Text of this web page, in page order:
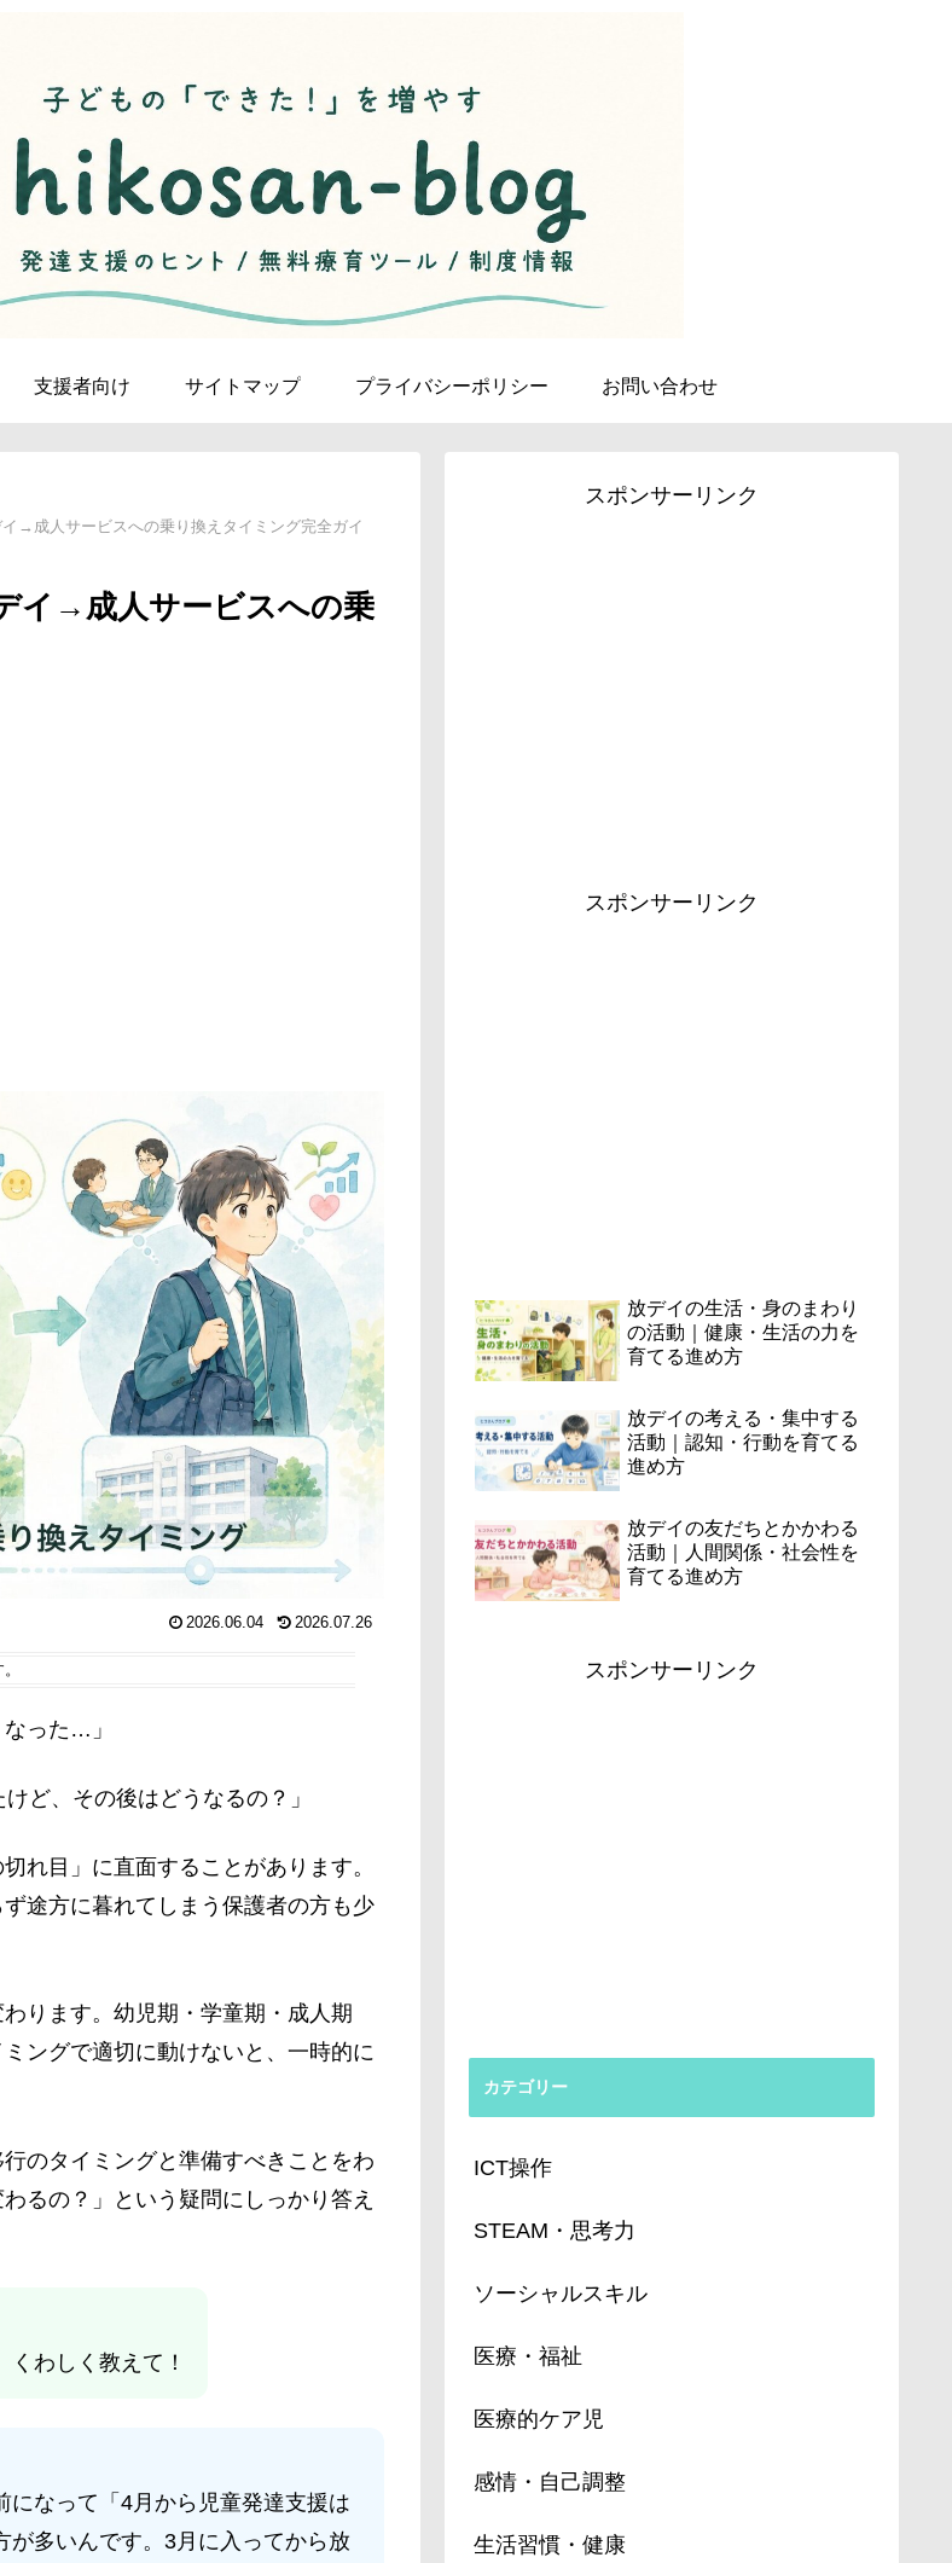
支援者向け サイトマップ プライバシーポリシー お問い合わせ
→成人サービスへの乗り換えタイミング完全ガイ
イ→成人サービスへの乗
2026.06.04 2026.07.26
った…」
ど、その後はどうなるの？」
れ目」に直面することがあります。
途方に暮れてしまう保護者の方も少
ります。幼児期・学童期・成人期
ングで適切に動けないと、一時的に
のタイミングと準備すべきことをわ
るの？」という疑問にしっかり答え
わしく教えて！
なって「4月から児童発達支援は
多いんです。3月に入ってから放
スポンサーリンク
スポンサーリンク
放デイの生活・身のまわり
の活動｜健康・生活の力を
育てる進め方
放デイの考える・集中する
活動｜認知・行動を育てる
進め方
放デイの友だちとかかわる
活動｜人間関係・社会性を
育てる進め方
スポンサーリンク
カテゴリー
ICT操作
STEAM・思考力
ソーシャルスキル
医療・福祉
医療的ケア児
感情・自己調整
生活習慣・健康